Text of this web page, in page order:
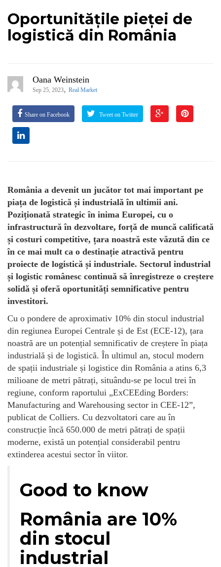
Oportunitățile pieței de
logistică din România
Oana Weinstein
Sep 25, 2023, Real Market
Share on Facebook Tweet on Twitter
România a devenit un jucător tot mai important pe
piața de logistică și industrială în ultimii ani.
Poziționată strategic în inima Europei, cu o
infrastructură în dezvoltare, forță de muncă calificată
și costuri competitive, țara noastră este văzută din ce
în ce mai mult ca o destinație atractivă pentru
proiecte de logistică și industriale. Sectorul industrial
și logistic românesc continuă să înregistreze o creștere
solidă și oferă oportunități semnificative pentru
investitori.
Cu o pondere de aproximativ 10% din stocul industrial
din regiunea Europei Centrale și de Est (ECE-12), țara
noastră are un potențial semnificativ de creștere în piața
industrială și de logistică. În ultimul an, stocul modern
de spații industriale și logistice din România a atins 6,3
milioane de metri pătrați, situându-se pe locul trei în
regiune, conform raportului „ExCEEding Borders:
Manufacturing and Warehousing sector in CEE-12”,
publicat de Colliers. Cu dezvoltatori care au în
construcție încă 650.000 de metri pătrați de spații
moderne, există un potențial considerabil pentru
extinderea acestui sector în viitor.
Good to know
România are 10%
din stocul
industrial